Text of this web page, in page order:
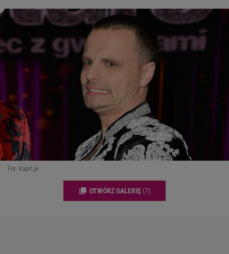
Fot. Kapif.pl
OTWÓRZ GALERIĘ (7)